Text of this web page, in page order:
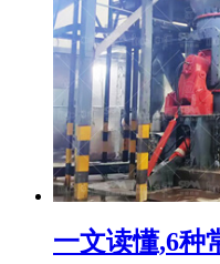
一文读懂,6种